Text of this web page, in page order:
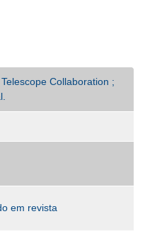
Collaboration ;
em revista